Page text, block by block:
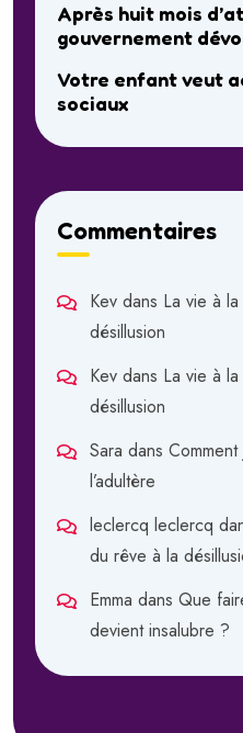
Après huit mois
gouvernement
Votre enfant veut
sociaux
Commentaires
Kev dans La vie à
désillusion
Kev dans La vie à
désillusion
Sara dans Comment
l’adultère
leclercq leclercq
du rêve à la
Emma dans Que
devient insalubre ?